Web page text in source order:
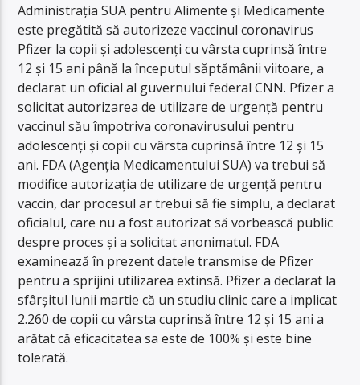
Administrația SUA pentru Alimente și Medicamente
este pregătită să autorizeze vaccinul coronavirus
Pfizer la copii și adolescenți cu vârsta cuprinsă între
12 și 15 ani până la începutul săptămânii viitoare, a
declarat un oficial al guvernului federal CNN. Pfizer a
solicitat autorizarea de utilizare de urgență pentru
vaccinul său împotriva coronavirusului pentru
adolescenți și copii cu vârsta cuprinsă între 12 și 15
ani. FDA (Agenția Medicamentului SUA) va trebui să
modifice autorizația de utilizare de urgență pentru
vaccin, dar procesul ar trebui să fie simplu, a declarat
oficialul, care nu a fost autorizat să vorbească public
despre proces și a solicitat anonimatul. FDA
examinează în prezent datele transmise de Pfizer
pentru a sprijini utilizarea extinsă. Pfizer a declarat la
sfârșitul lunii martie că un studiu clinic care a implicat
2.260 de copii cu vârsta cuprinsă între 12 și 15 ani a
arătat că eficacitatea sa este de 100% și este bine
tolerată.